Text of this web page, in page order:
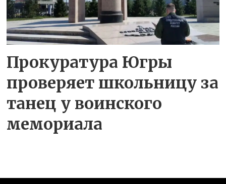
Прокуратура Югры
проверяет школьницу за
танец у воинского
мемориала